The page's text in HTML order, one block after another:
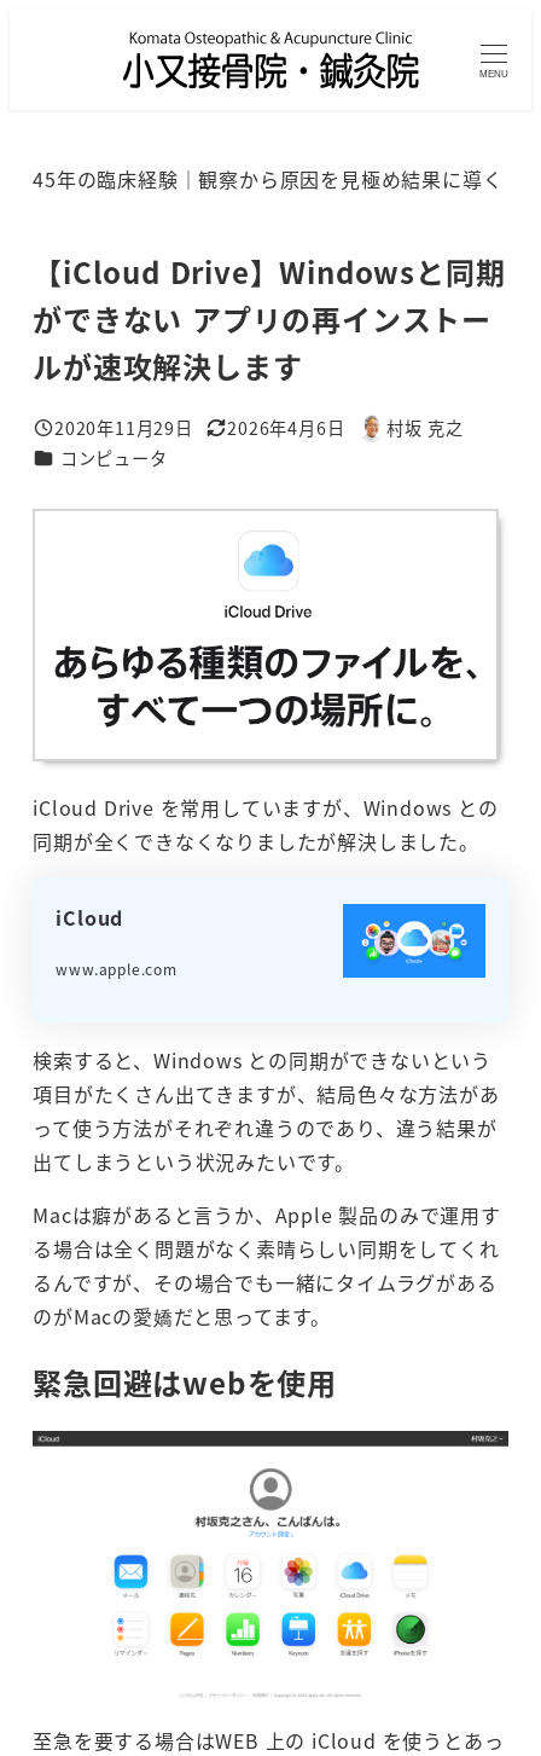
MENU
45年の臨床経験｜観察から原因を見極め結果に導く
【iCloud Drive】Windowsと同期
ができない アプリの再インストー
ルが速攻解決します
投稿日
2020年11月29日
更新日
2026年4月6日
著
村坂 克之
カテゴリー
コンピュータ
iCloud Drive を常用していますが、Windows との
同期が全くできなくなりましたが解決しました。
iCloud
www.apple.com
検索すると、Windows との同期ができないという
項目がたくさん出てきますが、結局色々な方法があ
って使う方法がそれぞれ違うのであり、違う結果が
出てしまうという状況みたいです。
Macは癖があると言うか、Apple 製品のみで運用す
る場合は全く問題がなく素晴らしい同期をしてくれ
るんですが、その場合でも一緒にタイムラグがある
のがMacの愛嬌だと思ってます。
緊急回避はwebを使用
至急を要する場合はWEB 上の iCloud を使うとあっ